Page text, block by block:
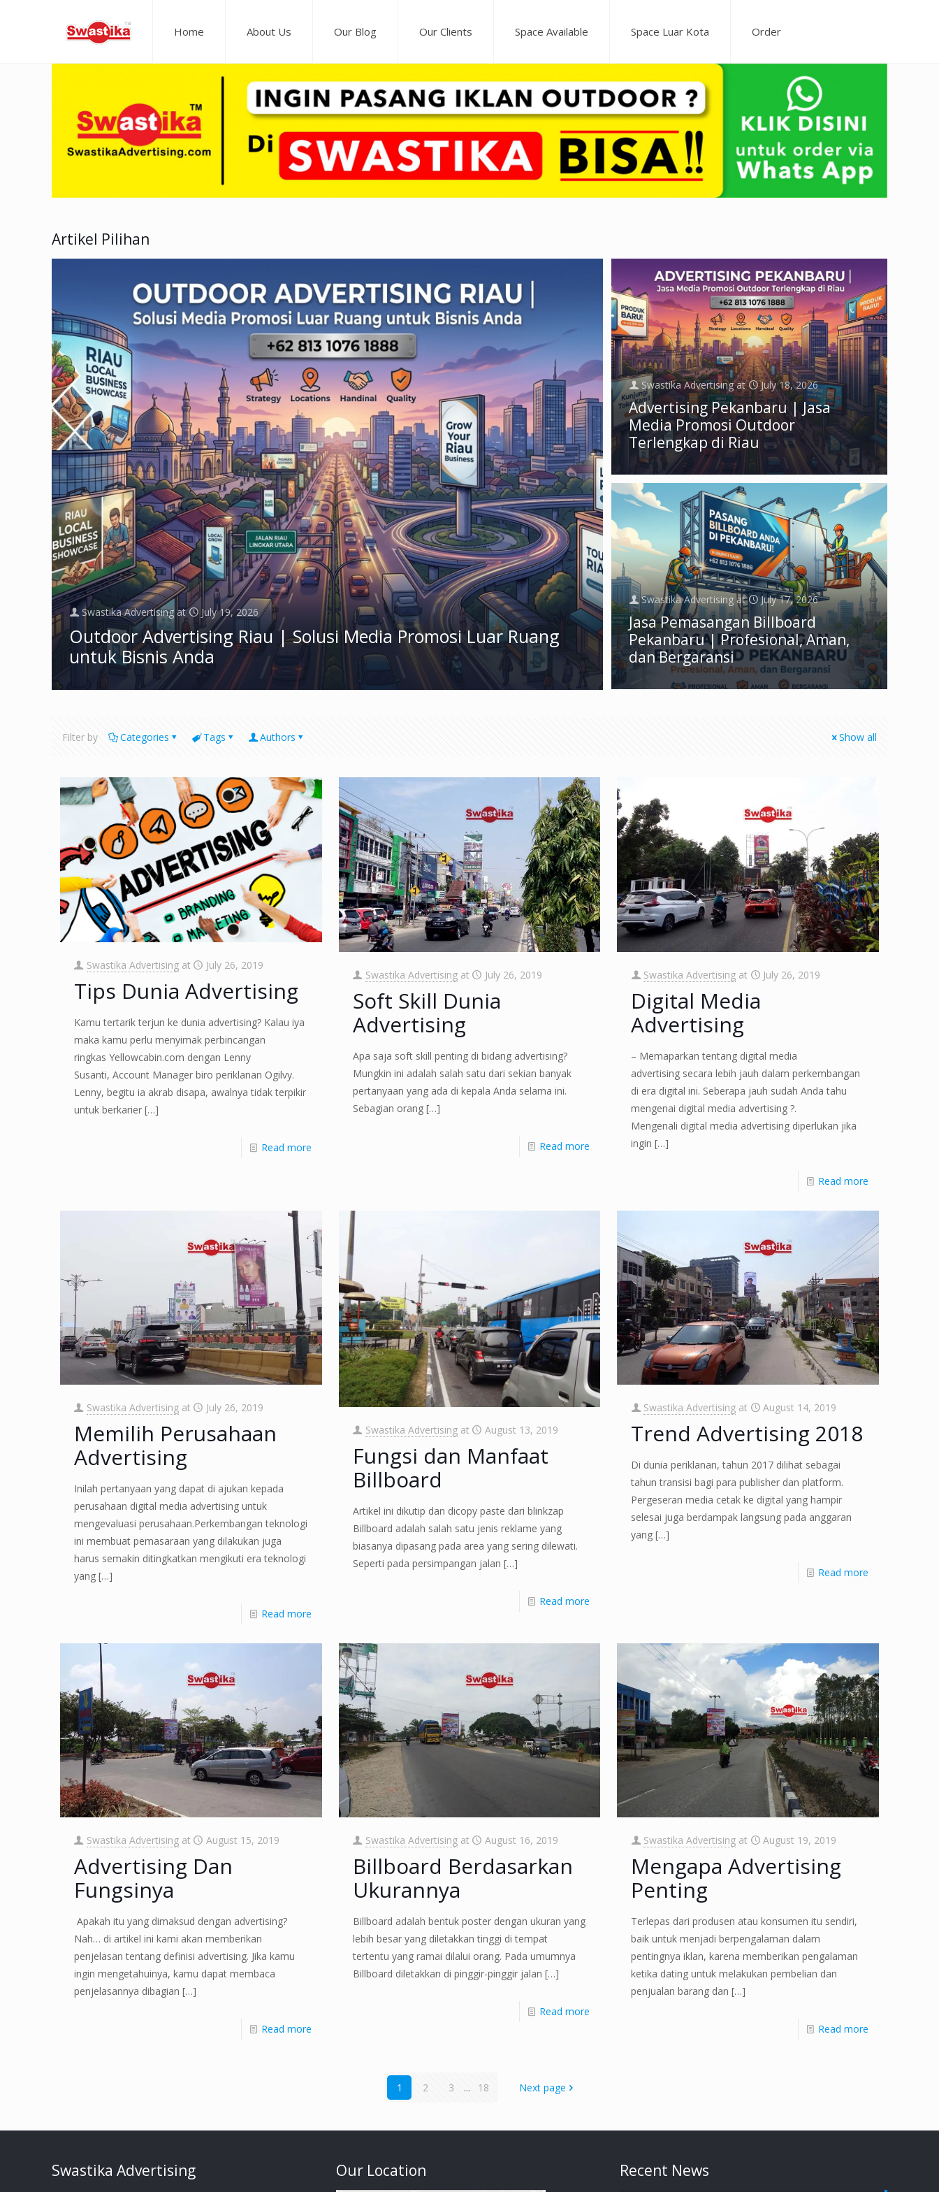
Home About Us Our Blog Our Clients Space Available Space Luar Kota Order
Artikel Pilihan
Swastika Advertising at July 19, 2026
Outdoor Advertising Riau | Solusi Media Promosi Luar Ruang
untuk Bisnis Anda
Swastika Advertising at July 18, 2026
Advertising Pekanbaru | Jasa
Media Promosi Outdoor
Terlengkap di Riau
Swastika Advertising at July 17, 2026
Jasa Pemasangan Billboard
Pekanbaru | Profesional, Aman,
dan Bergaransi
Filter by Categories Tags Authors Show all
Swastika Advertising at July 26, 2019
Tips Dunia Advertising
Kamu tertarik terjun ke dunia advertising? Kalau iya
maka kamu perlu menyimak perbincangan
ringkas Yellowcabin.com dengan Lenny
Susanti, Account Manager biro periklanan Ogilvy.
Lenny, begitu ia akrab disapa, awalnya tidak terpikir
untuk berkarier[…]
Read more
Swastika Advertising at July 26, 2019
Soft Skill Dunia
Advertising
Apa saja soft skill penting di bidang advertising?
Mungkin ini adalah salah satu dari sekian banyak
pertanyaan yang ada di kepala Anda selama ini.
Sebagian orang[…]
Read more
Swastika Advertising at July 26, 2019
Digital Media
Advertising
– Memaparkan tentang digital media
advertising secara lebih jauh dalam perkembangan
di era digital ini. Seberapa jauh sudah Anda tahu
mengenai digital media advertising ?.
Mengenali digital media advertising diperlukan jika
ingin […]
Read more
Swastika Advertising at July 26, 2019
Memilih Perusahaan
Advertising
Inilah pertanyaan yang dapat di ajukan kepada
perusahaan digital media advertising untuk
mengevaluasi perusahaan.Perkembangan teknologi
ini membuat pemasaraan yang dilakukan juga
harus semakin ditingkatkan mengikuti era teknologi
yang[…]
Read more
Swastika Advertising at August 13, 2019
Fungsi dan Manfaat
Billboard
Artikel ini dikutip dan dicopy paste dari blinkzap
Billboard adalah salah satu jenis reklame yang
biasanya dipasang pada area yang sering dilewati.
Seperti pada persimpangan jalan […]
Read more
Swastika Advertising at August 14, 2019
Trend Advertising 2018
Di dunia periklanan, tahun 2017 dilihat sebagai
tahun transisi bagi para publisher dan platform.
Pergeseran media cetak ke digital yang hampir
selesai juga berdampak langsung pada anggaran
yang […]
Read more
Swastika Advertising at August 15, 2019
Advertising Dan
Fungsinya
Apakah itu yang dimaksud dengan advertising?
Nah… di artikel ini kami akan memberikan
penjelasan tentang definisi advertising. Jika kamu
ingin mengetahuinya, kamu dapat membaca
penjelasannya dibagian […]
Read more
Swastika Advertising at August 16, 2019
Billboard Berdasarkan
Ukurannya
Billboard adalah bentuk poster dengan ukuran yang
lebih besar yang diletakkan tinggi di tempat
tertentu yang ramai dilalui orang. Pada umumnya
Billboard diletakkan di pinggir-pinggir jalan […]
Read more
Swastika Advertising at August 19, 2019
Mengapa Advertising
Penting
Terlepas dari produsen atau konsumen itu sendiri,
baik untuk menjadi berpengalaman dalam
pentingnya iklan, karena memberikan pengalaman
ketika dating untuk melakukan pembelian dan
penjualan barang dan […]
Read more
1 2 3 ... 18 Next page
Swastika Advertising Our Location Recent News